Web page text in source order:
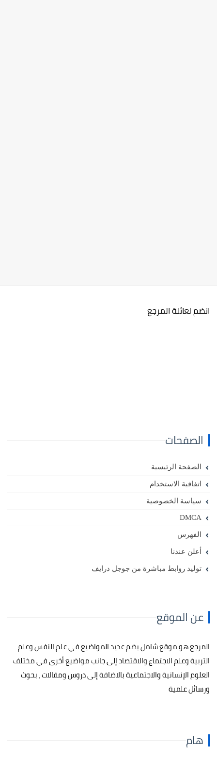
انضم لعائلة المرجع
الصفحات
الصفحة الرئيسية
اتفاقية الاستخدام
سياسة الخصوصية
DMCA
الفهرس
أعلن عندنا
توليد روابط مباشرة من جوجل درايف
عن الموقع
المرجع هو موقع شامل يضم عديد المواضيع في علم النفس وعلم
التربية وعلم الاجتماع والاقتصاد إلى جانب مواضيع أخرى في مختلف
العلوم الإنسانية والاجتماعية بالاضافة إلى دروس ومقالات ، بحوث
ورسائل علمية
هام